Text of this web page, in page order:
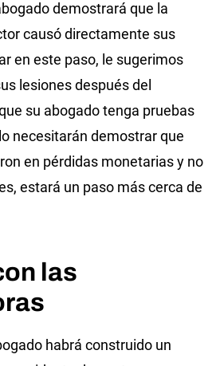
demostrará que la
causó directamente sus
en este paso, le sugerimos
lesiones después del
su abogado tenga pruebas
necesitarán demostrar que
en pérdidas monetarias y no
estará un paso más cerca de
las
habrá construido un